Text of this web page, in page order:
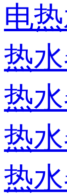
电
热
热
热
热